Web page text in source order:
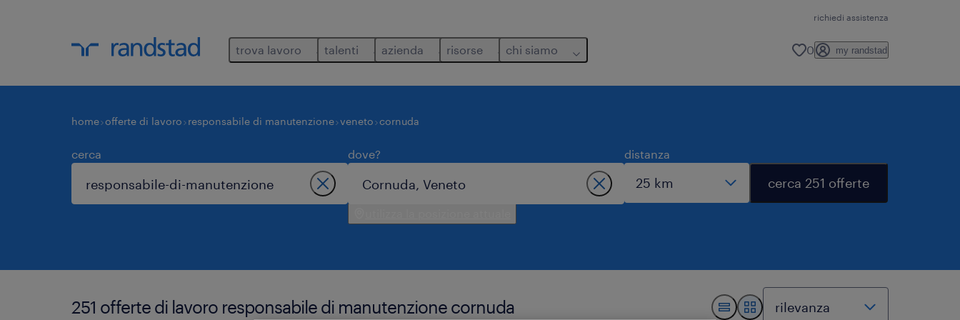
richiedi assistenza
trova lavoro talenti azienda risorse chi siamo 0 my randstad
home offerte di lavoro responsabile di manutenzione veneto cornuda
cerca dove? distanza
cerca 251 offerte
251 offerte di lavoro responsabile di manutenzione cornuda